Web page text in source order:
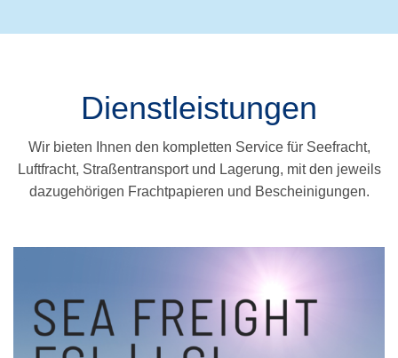
Dienstleistungen
Wir bieten Ihnen den kompletten Service für Seefracht,
Luftfracht, Straßentransport und Lagerung, mit den jeweils
dazugehörigen Frachtpapieren und Bescheinigungen.